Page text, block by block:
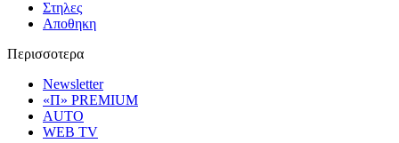
Στηλες
Αποθηκη
Περισσοτερα
Newsletter
«Π» PREMIUM
AUTO
WEB TV